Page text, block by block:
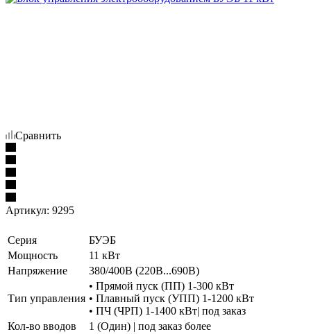
Сравнить
Артикул: 9295
Серия
БУЭБ
Мощность
11 кВт
Напряжение
380/400В (220В...690В)
Тип управления
• Прямой пуск (ПП) 1-300 кВт
• Плавный пуск (УПП) 1-1200 кВт
• ПЧ (ЧРП) 1-1400 кВт| под заказ
Кол-во вводов
1 (Один) | под заказ более